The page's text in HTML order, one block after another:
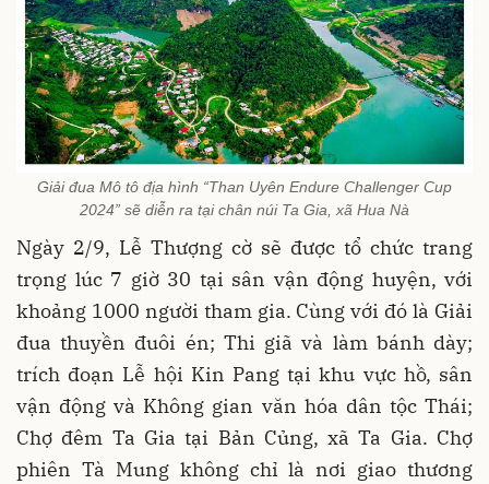
Giải đua Mô tô địa hình “Than Uyên Endure Challenger Cup
2024” sẽ diễn ra tại chân núi Ta Gia, xã Hua Nà
Ngày 2/9, Lễ Thượng cờ sẽ được tổ chức trang
trọng lúc 7 giờ 30 tại sân vận động huyện, với
khoảng 1000 người tham gia. Cùng với đó là Giải
đua thuyền đuôi én; Thi giã và làm bánh dày;
trích đoạn Lễ hội Kin Pang tại khu vực hồ, sân
vận động và Không gian văn hóa dân tộc Thái;
Chợ đêm Ta Gia tại Bản Củng, xã Ta Gia. Chợ
phiên Tà Mung không chỉ là nơi giao thương